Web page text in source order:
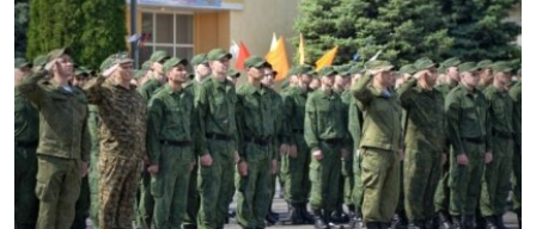
ТЕЛЕПРОЕКТ КРЫМ.РЕАЛИИ
СОВЕТЫ ПРАВОЗАЩИТНИКОВ
ПРОПАВШИЕ БЕЗ ВЕСТИ
ПОБЕДИТЕЛЕЙ НЕ СУДЯТ?
КРЫМ.НЕПОКОРЕННЫЙ
Українською
Qırımtatar
ПРИСОЕДИНЯЙТЕСЬ!